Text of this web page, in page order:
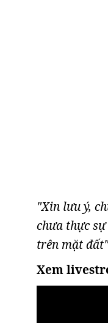
"Xin lưu ý,
chưa thực
trên mặt đất"
Xem